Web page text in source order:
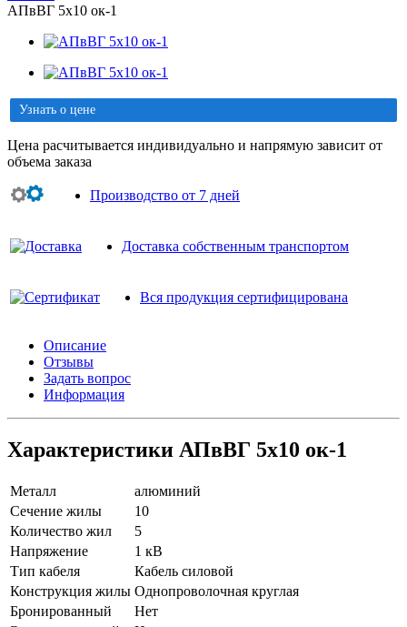
АПвВГ 5х10 ок-1
Узнать о цене
Цена расчитывается индивидуально и напрямую зависит от
объема заказа
Производство от 7 дней
Доставка собственным транспортом
Вся продукция сертифицирована
Описание
Отзывы
Задать вопрос
Информация
Характеристики АПвВГ 5х10 ок-1
Металл
алюминий
Сечение жилы
10
Количество жил
5
Напряжение
1 кВ
Тип кабеля
Кабель силовой
Конструкция жилы Однопроволочная круглая
Бронированный
Нет